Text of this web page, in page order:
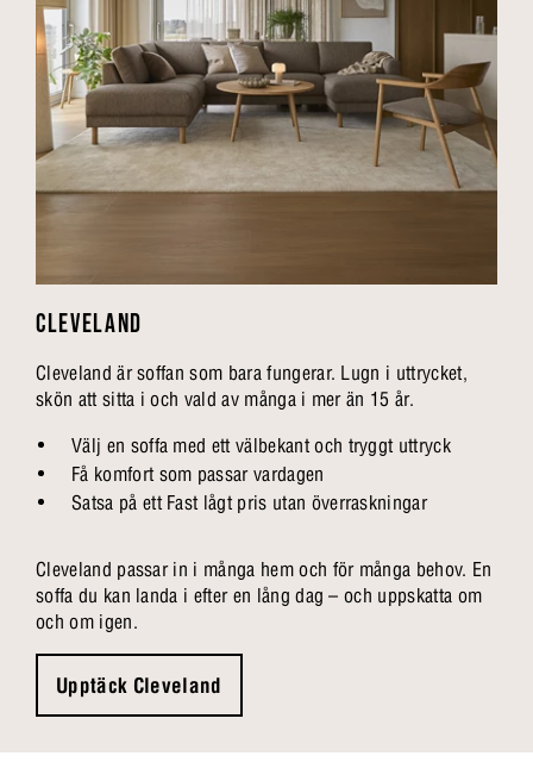
CLEVELAND
Cleveland är soffan som bara fungerar. Lugn i uttrycket,
skön att sitta i och vald av många i mer än 15 år.
Välj en soffa med ett välbekant och tryggt uttryck
Få komfort som passar vardagen
Satsa på ett Fast lågt pris utan överraskningar
Cleveland passar in i många hem och för många behov. En
soffa du kan landa i efter en lång dag – och uppskatta om
och om igen.
Upptäck Cleveland